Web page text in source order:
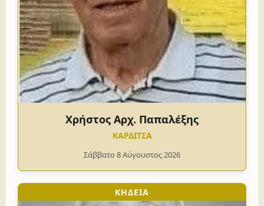
Χρήστος Αρχ. Παπαλέξης
ΚΑΡΔΙΤΣΑ
Σάββατο 8 Αύγουστος 2026
ΚΗΔΕΙΑ